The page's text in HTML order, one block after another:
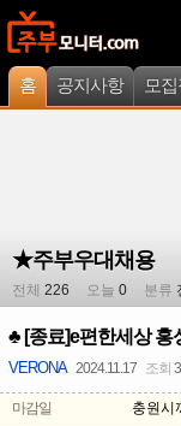
홈 공지사항 모
★주부우대채용
전체 226 오늘 0 분류
♣ [종료]e편한세상 홍
VERONA 2024.11.17 조회
마감일
충원시